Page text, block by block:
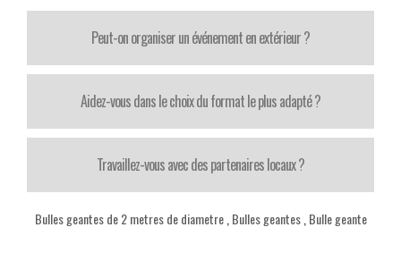
Peut-on organiser un événement en extérieur ?
Aidez-vous dans le choix du format le plus adapté ?
Travaillez-vous avec des partenaires locaux ?
Bulles geantes de 2 metres de diametre, Bulles geantes, Bulle geante